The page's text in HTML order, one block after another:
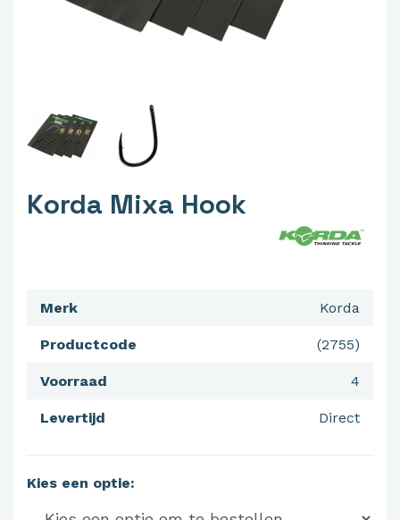
Korda Mixa Hook
Korda
Merk
(2755)
Productcode
4
Voorraad
Direct
Levertijd
Kies een optie: